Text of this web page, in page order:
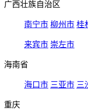
广西壮族自治区
南宁市 柳州市 桂
来宾市 崇左市
海南省
海口市 三亚市 三
重庆